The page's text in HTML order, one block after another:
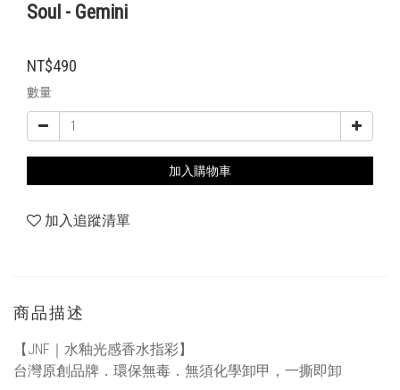
Soul - Gemini
NT$490
數量
加入購物車
加入追蹤清單
商品描述
【JNF｜水釉光感香水指彩】
台灣原創品牌．環保無毒．無須化學卸甲，一撕即卸